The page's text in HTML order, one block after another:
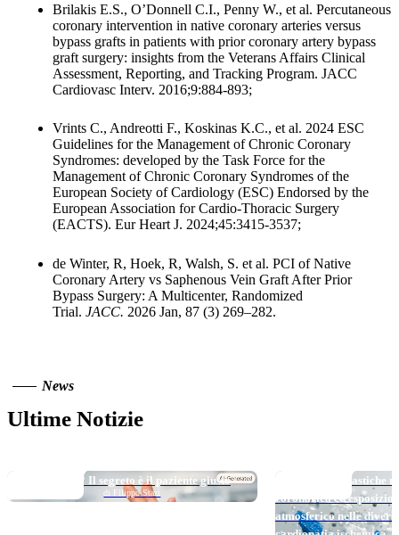
Brilakis E.S., O’Donnell C.I., Penny W., et al. Percutaneous
coronary intervention in native coronary arteries versus
bypass grafts in patients with prior coronary artery bypass
graft surgery: insights from the Veterans Affairs Clinical
Assessment, Reporting, and Tracking Program. JACC
Cardiovasc Interv. 2016;9:884-893;
Vrints C., Andreotti F., Koskinas K.C., et al. 2024 ESC
Guidelines for the Management of Chronic Coronary
Syndromes: developed by the Task Force for the
Management of Chronic Coronary Syndromes of the
European Society of Cardiology (ESC) Endorsed by the
European Association for Cardio-Thoracic Surgery
(EACTS). Eur Heart J. 2024;45:3415-3537;
de Winter, R, Hoek, R, Walsh, S. et al. PCI of Native
Coronary Artery vs Saphenous Vein Graft After Prior
Bypass Surgery: A Multicenter, Randomized
Trial.JACC. 2026 Jan, 87 (3) 269–282.
News
Ultime Notizie
Long DAPT…? Il segreto è il paziente giusto
di Filippo Stazi
Micro e nanoplastiche
coronarica ed
atmosferico nelle